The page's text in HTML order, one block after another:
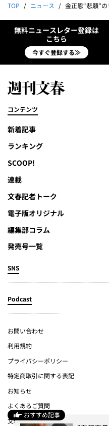
おすすめ記事
TOP ニュース 金正恩“悲願”のリゾート
無料ニュースレター登録は
こちら
今すぐ登録する≫
コンテンツ
新着記事
ランキング
SCOOP!
連載
文春記者トーク
電子版オリジナル
編集部コラム
発売号一覧
SNS
Podcast
お問い合わせ
利用規約
プライバシーポリシー
特定商取引に関する表記
お知らせ
よくあるご質問
文春オンライン